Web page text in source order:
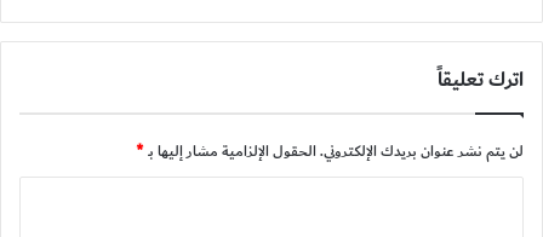
اترك تعليقاً
لن يتم نشر عنوان بريدك الإلكتروني.الحقول الإلزامية مشار إليها بـ*